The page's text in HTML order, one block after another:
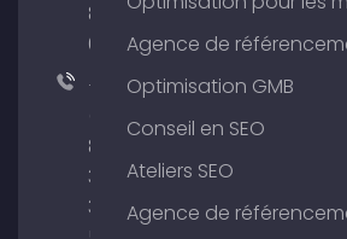
801
64
+49
89
380
375
Agence de
Optimisation GMB
Conseil en SEO
Ateliers SEO
Agence de